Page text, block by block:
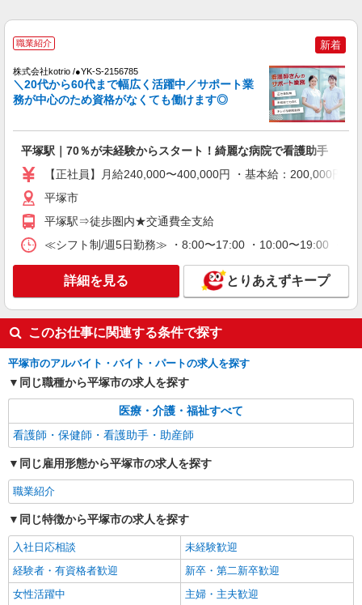
株式会社kotrio /●YK-S-2114517
NEW
業務☆未経験OK♪
時給1550円〜2312円 ＜交通費全支給(ガソリ
平塚市
キープ 詳細を見る
派遣社員
株式会社kotrio /●YK-H-1814089
平塚駅すぐ★病院でお掃除/食事の配膳など
時給1600円〜2250円 ＜日払い有/週払い有/交
通費全支給(ガソリン代含む)＞
平塚市内：平塚駅すぐ
キープ 詳細を見る
職業紹介
株式会社kotrio /●YK-S-2155449
≪平塚駅≫のシニアマンション▼服薬管理や
健康管理がメイン
月給32万〜50万円＜昇給年1回/賞与年2回/交通
費全額支給/経験考慮＞
キープ
職業紹介
株式会社kotrio /●YK-S-2153195
NEW
≪平塚≫デイサービスの看護師＊プライベー
職業紹介 新着
株式会社kotrio /●YK-S-2156785
＼20代から60代まで幅広く活躍中／サポート業
務が中心のため資格がなくても働けます◎
平塚駅｜70％が未経験からスタート！綺麗な病院で看護助手
【正社員】月給240,000〜400,000円 ・基本給：200,000円
平塚市
平塚駅⇒徒歩圏内★交通費全支給
≪シフト制/週5日勤務≫ ・8:00〜17:00 ・10:00〜19:00 ・
詳細を見る とりあえずキープ
このお仕事に関連する条件で探す
平塚市のアルバイト・バイト・パートの求人を探す
同じ職種から平塚市の求人を探す
医療・介護・福祉すべて
看護師・保健師・看護助手・助産師
同じ雇用形態から平塚市の求人を探す
職業紹介
同じ特徴から平塚市の求人を探す
入社日応相談
未経験歓迎
経験者・有資格者歓迎
新卒・第二新卒歓迎
女性活躍中
主婦・主夫歓迎